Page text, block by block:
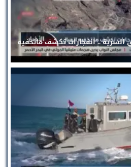
السرية .. انفجارات تكشف ماتخفيه